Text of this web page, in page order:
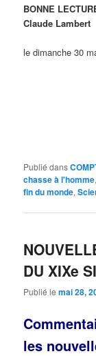
BONNE
Claude Lambert
le dimanche 30
Publié dans
chasse à l'homme
fin du monde,
DU XIXe
Publié lemai 28,
les